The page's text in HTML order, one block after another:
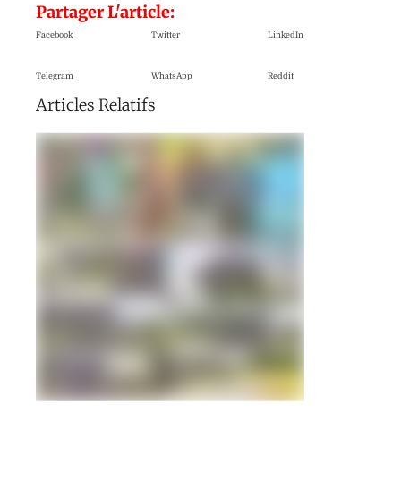
Partager L'article:
Facebook Twitter LinkedIn
Telegram WhatsApp Reddit
Articles Relatifs